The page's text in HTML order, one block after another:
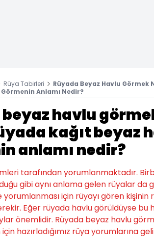
Rüya Tabirleri
Rüyada Beyaz Havlu Görmek
Anlamı Nedir?
havlu
kağıt beyaz
anlamı nedir?
tarafından yorumlanmaktadır.
gibi aynı anlama gelen rüyalar da
için rüyayı gören
Eğer rüyada havlu görüldüyse bu
önemlidir. Rüyada beyaz havlu
hazırladığımız rüya yorumlarına